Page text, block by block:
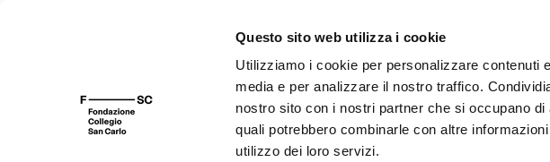
Questo sito web utilizza i cookie
Utilizziamo i cookie per personalizzare contenuti
media e per analizzare il nostro traffico.
nostro sito con i nostri partner che si occupano
quali potrebbero combinarle con altre
utilizzo dei loro servizi.
FSC 400 Fondazione Biblioteca Centro